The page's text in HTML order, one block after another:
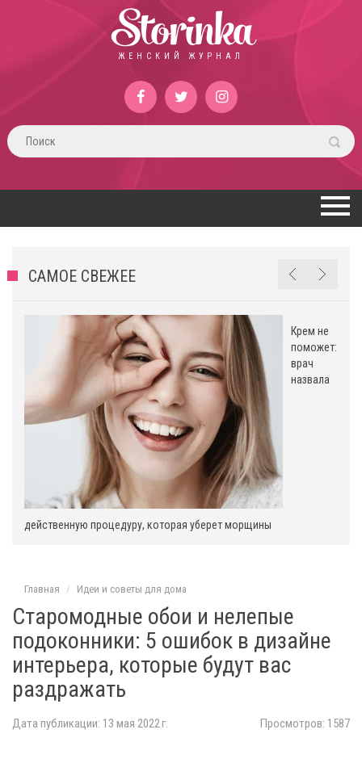
Storinka
ЖЕНСКИЙ ЖУРНАЛ
САМОЕ СВЕЖЕЕ
Крем не
поможет:
врач
назвала
действенную процедуру, которая уберет морщины
Главная Идеи и советы для дома
Старомодные обои и нелепые
подоконники: 5 ошибок в дизайне
интерьера, которые будут вас
раздражать
Дата публикации: 13 мая 2022 г. Просмотров: 1587